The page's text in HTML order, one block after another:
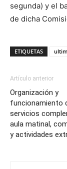
segunda) y el
de dicha
ETIQUETAS
Artículo anterior
Organización y
funcionamiento
servicios
aula matinal,
y actividades